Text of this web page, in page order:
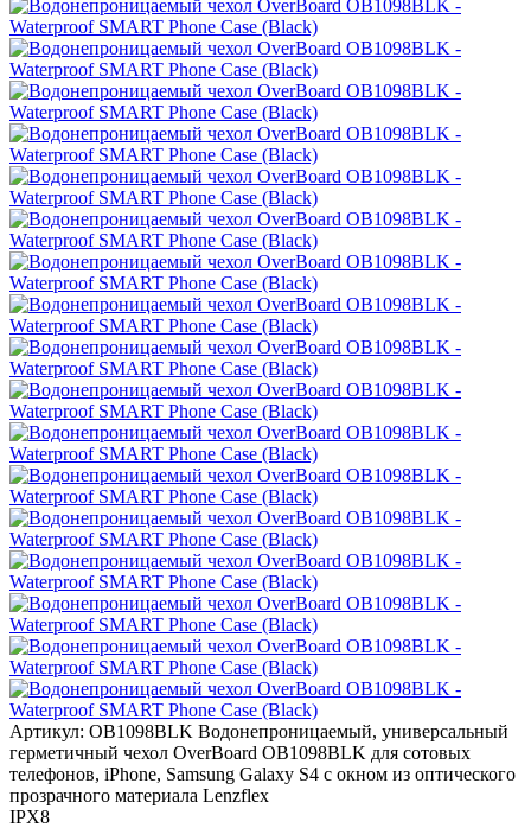
Артикул: OB1098BLK Водонепроницаемый, универсальный
герметичный чехол OverBoard OB1098BLK для сотовых
телефонов, iPhone, Samsung Galaxy S4 с окном из оптического
прозрачного материала Lenzflex
IPX8